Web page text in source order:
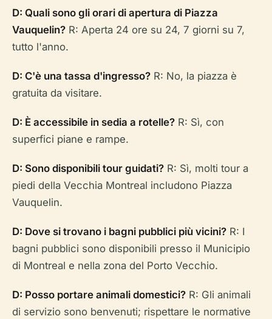
D: Quali sono gli orari di apertura di Piazza
Vauquelin? R: Aperta 24 ore su 24, 7 giorni su 7,
tutto l'anno.
D: C'è una tassa d'ingresso? R: No, la piazza è
gratuita da visitare.
D: È accessibile in sedia a rotelle? R: Sì, con
superfici piane e rampe.
D: Sono disponibili tour guidati? R: Sì, molti tour a
piedi della Vecchia Montreal includono Piazza
Vauquelin.
D: Dove si trovano i bagni pubblici più vicini? R: I
bagni pubblici sono disponibili presso il Municipio
di Montreal e nella zona del Porto Vecchio.
D: Posso portare animali domestici? R: Gli animali
di servizio sono benvenuti; rispettare le normative